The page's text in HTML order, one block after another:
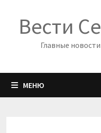
содержимому
Вести
Главные
МЕНЮ